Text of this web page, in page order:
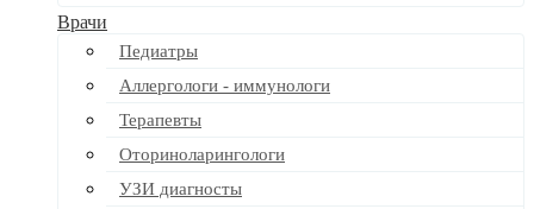
Врачи
Педиатры
Аллергологи - иммунологи
Терапевты
Оториноларингологи
УЗИ диагносты